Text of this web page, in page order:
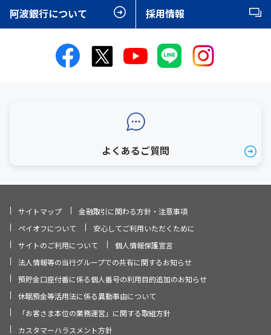
阿波銀行について 採用情報
よくあるご質問
サイトマップ
金融取引に関わる方針・注意事項
ペイオフについて
安心してご利用いただくために
サイトのご利用について
個人情報保護宣言
法人情報等の当行グループでの共有に関するお知らせ
預貯金口座付番に係る個人番号の利用目的追加のお知らせ
休眠預金等活用法に係る異動事由について
「お客さま本位の業務運営」に関する取組方針
カスタマーハラスメント方針